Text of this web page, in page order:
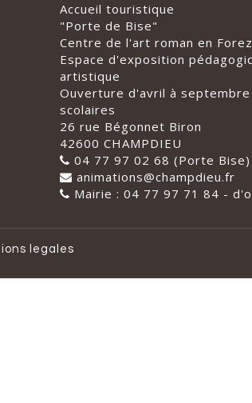
Accueil touristique
"Porte de Bise"
Centre de l'art roman en Forez
Espace d'exposition
artistique
Ouverture d'avril à septembre
scolaires
26 rue Bégonnet Biron
42600 CHAMPDIEU
04 77 97 02 68 (Porte Bise)
animations@champdieu.fr
Mairie : 04 77 97 71 84 -
legales